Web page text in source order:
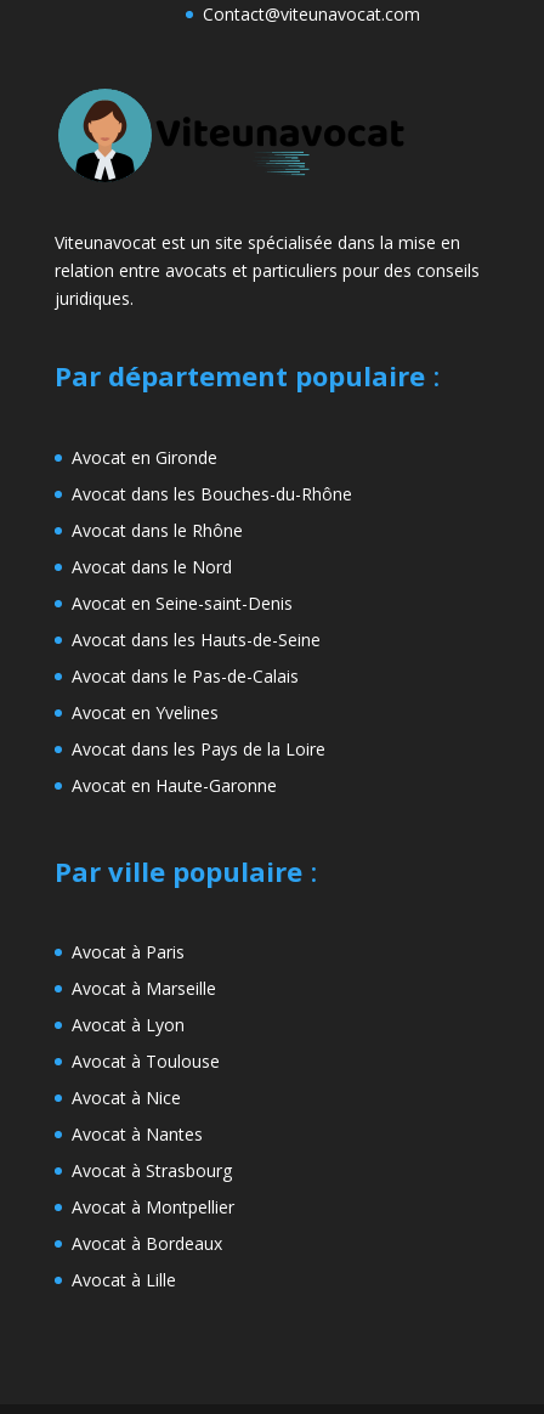
Contact@viteunavocat.com
Viteunavocat est un site spécialisée dans la mise en
relation entre avocats et particuliers pour des conseils
juridiques.
Par département populaire:
Avocat en Gironde
Avocat dans les Bouches-du-Rhône
Avocat dans le Rhône
Avocat dans le Nord
Avocat en Seine-saint-Denis
Avocat dans les Hauts-de-Seine
Avocat dans le Pas-de-Calais
Avocat en Yvelines
Avocat dans les Pays de la Loire
Avocat en Haute-Garonne
Par ville populaire:
Avocat à Paris
Avocat à Marseille
Avocat à Lyon
Avocat à Toulouse
Avocat à Nice
Avocat à Nantes
Avocat à Strasbourg
Avocat à Montpellier
Avocat à Bordeaux
Avocat à Lille